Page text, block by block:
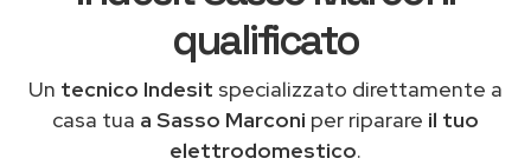
qualificato
Un tecnico Indesit specializzato direttamente a
casa tua a Sasso Marconi per riparare il tuo
elettrodomestico.